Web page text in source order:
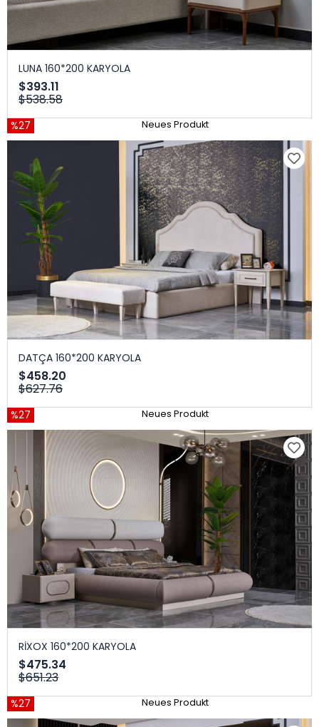
LUNA 160*200 KARYOLA
$393.11
$538.58
%27 Neues Produkt
DATÇA 160*200 KARYOLA
$458.20
$627.76
%27 Neues Produkt
RİXOX 160*200 KARYOLA
$475.34
$651.23
%27 Neues Produkt